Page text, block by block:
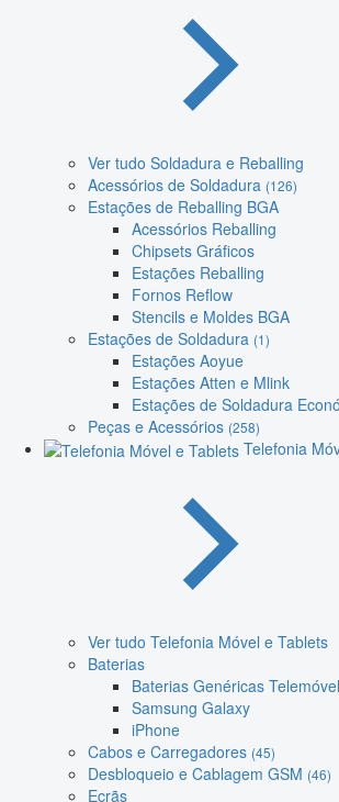
Ver tudo Soldadura e Reballing
Acessórios de Soldadura (126)
Estações de Reballing BGA
Acessórios Reballing
Chipsets Gráficos
Estações Reballing
Fornos Reflow
Stencils e Moldes BGA
Estações de Soldadura (1)
Estações Aoyue
Estações Atten e Mlink
Estações de Soldadura
Peças e Acessórios (258)
Telefonia
Ver tudo Telefonia Móvel e Tablets
Baterias
Baterias Genéricas Telemóvel
Samsung Galaxy
iPhone
Cabos e Carregadores (45)
Desbloqueio e Cablagem GSM (46)
Ecrãs